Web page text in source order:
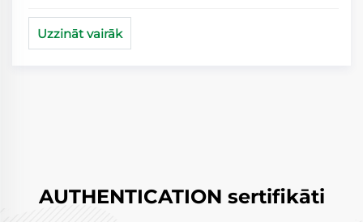
Uzzināt vairāk
AUTHENTICATION sertifikāti